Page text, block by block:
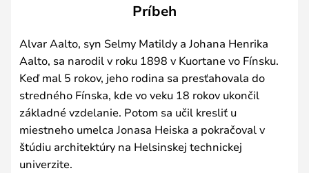
Príbeh
Alvar Aalto, syn Selmy Matildy a Johana Henrika
Aalto, sa narodil v roku 1898 v Kuortane vo Fínsku.
Keď mal 5 rokov, jeho rodina sa presťahovala do
stredného Fínska, kde vo veku 18 rokov ukončil
základné vzdelanie. Potom sa učil kresliť u
miestneho umelca Jonasa Heiska a pokračoval v
štúdiu architektúry na Helsinskej technickej
univerzite.